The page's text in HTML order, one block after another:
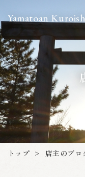
Yamatoan
トップ > 店主のブロ